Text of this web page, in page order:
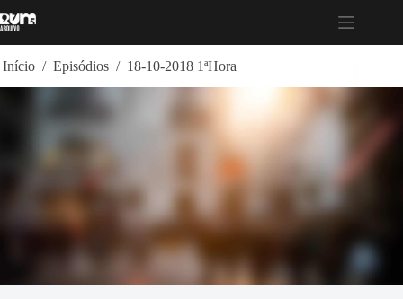
para
Início / Episódios / 18-10-2018 1ªHora